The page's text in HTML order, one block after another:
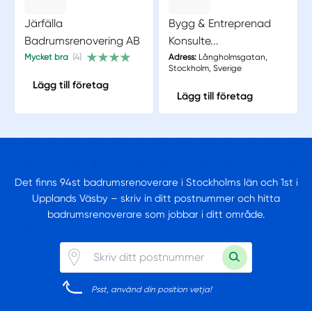
Järfälla
Badrumsrenovering AB
Mycket bra (4)
Lägg till företag
Bygg & Entreprenad
Konsulte...
Adress:Långholmsgatan,
Stockholm, Sverige
Lägg till företag
Det finns 94st badrumsrenoverare i Stockholms län och 1st i
Upplands Väsby – skriv in ditt postnummer och hitta
badrumsrenoverare som jobbar i ditt område.
Psst, använd din position vetja!